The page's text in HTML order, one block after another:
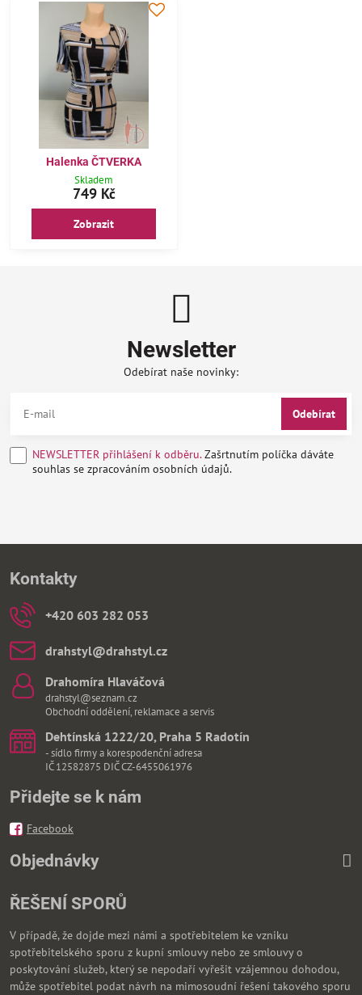
Halenka ČTVERKA
Skladem
749 Kč
Zobrazit
Newsletter
Odebírat naše novinky:
Odebírat
NEWSLETTER přihlášení k odběru.Zašrtnutím políčka dáváte
souhlas se zpracováním osobních údajů.
Kontakty
+420 603 282 053
drahstyl​@drahstyl​.cz
Drahomíra Hlaváčová
drahstyl@seznam.cz
Obchodní oddělení, reklamace a servis
Dehtínská 1222/20, Praha 5 Radotín
- sídlo firmy a korespodenční adresa
IČ 12582875 DIČ CZ-6455061976
Přidejte se k nám
Facebook
Objednávky
ŘEŠENÍ SPORŮ
V případě, že dojde mezi námi a spotřebitelem ke vzniku
spotřebitelského sporu z kupní smlouvy nebo ze smlouvy o
poskytování služeb, který se nepodaří vyřešit vzájemnou dohodou,
může spotřebitel podat návrh na mimosoudní řešení takového sporu